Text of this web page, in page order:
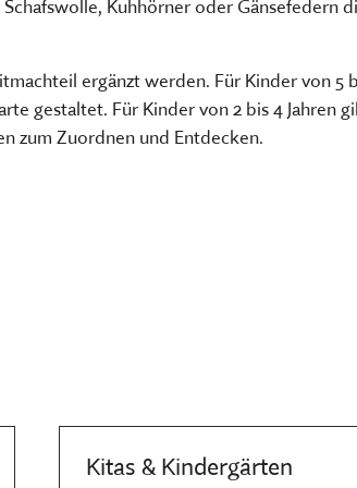
HIER
HIER
MEHR
Kuhhörner oder Gänsefedern
ergänzt werden. Für Kinder von 5
gestaltet. Für Kinder von 2 bis 4 Jahren
zum Zuordnen und Entdecken.
Kitas & Kindergärten